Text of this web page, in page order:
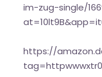
im-zug-single/
https://